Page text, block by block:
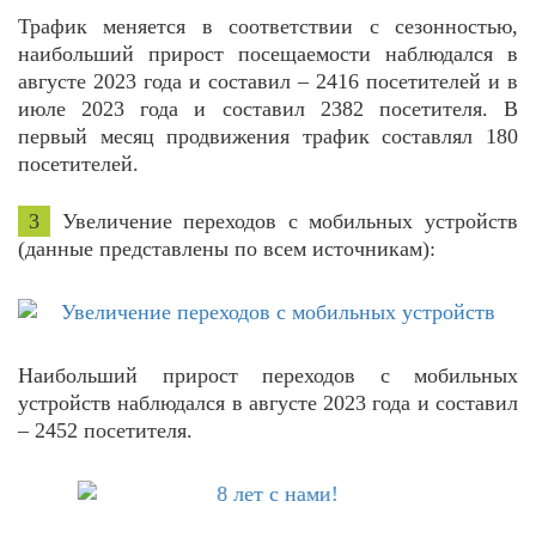
Трафик меняется в соответствии с сезонностью,
наибольший прирост посещаемости наблюдался в
августе 2023 года и составил – 2416 посетителей и в
июле 2023 года и составил 2382 посетителя. В
первый месяц продвижения трафик составлял 180
посетителей.
3
Увеличение переходов с мобильных устройств
(данные представлены по всем источникам):
Наибольший прирост переходов с мобильных
устройств наблюдался в августе 2023 года и составил
– 2452 посетителя.